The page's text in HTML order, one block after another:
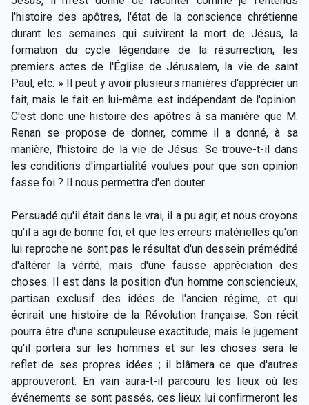
l'histoire des apôtres, l'état de la conscience chrétienne
durant les semaines qui suivirent la mort de Jésus, la
formation du cycle légendaire de la résurrection, les
premiers actes de l'Église de Jérusalem, la vie de saint
Paul, etc. » Il peut y avoir plusieurs manières d'apprécier un
fait, mais le fait en lui-même est indépendant de l'opinion.
C'est donc une histoire des apôtres à sa manière que M.
Renan se propose de donner, comme il a donné, à sa
manière, l'histoire de la vie de Jésus. Se trouve-t-il dans
les conditions d'impartialité voulues pour que son opinion
fasse foi ? Il nous permettra d'en douter.
Persuadé qu'il était dans le vrai, il a pu agir, et nous croyons
qu'il a agi de bonne foi, et que les erreurs matérielles qu'on
lui reproche ne sont pas le résultat d'un dessein prémédité
d'altérer la vérité, mais d'une fausse appréciation des
choses. Il est dans la position d'un homme consciencieux,
partisan exclusif des idées de l'ancien régime, et qui
écrirait une histoire de la Révolution française. Son récit
pourra être d'une scrupuleuse exactitude, mais le jugement
qu'il portera sur les hommes et sur les choses sera le
reflet de ses propres idées ; il blâmera ce que d'autres
approuveront. En vain aura-t-il parcouru les lieux où les
événements se sont passés, ces lieux lui confirmeront les